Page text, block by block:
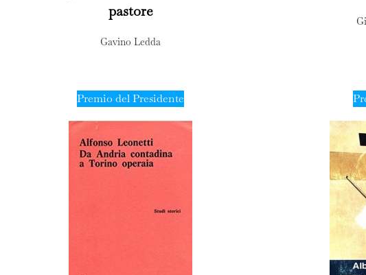
pastore
Gavino Ledda
Premio del Presidente